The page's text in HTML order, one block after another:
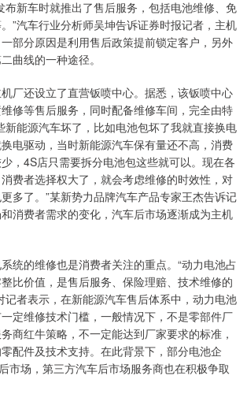
布新车时就推出了售后服务，包括电池维修、免
”汽车行业分析师吴坤告诉证券时报记者，主机
部分原因是利用售后政策提前锁定客户，另外
曲线的一种途径。
厂还设立了直营钣喷中心。据悉，该钣喷中心
修等售后服务，同时配备维修车间，完全由特
新能源汽车坏了，比如电池包坏了我就直接换电
电驱动，当时新能源汽车保有量还不高，消费
，4S店只需要拆分电池包这些就可以。现在各
费者选择权大了，就会考虑维修的时效性，对
多了。”某新势力品牌汽车产品专家王杰告诉记
消费者需求的变化，汽车后市场逐渐成为主机
统的维修也是消费者关注的重点。“动力电池占
比价值，是售后服务、保险理赔、技术维修的
记者表示，在新能源汽车售后体系中，动力电池
定维修技术门槛，一般情况下，不是零部件厂
商红牛策略，不一定能达到厂家要求的标准，
配件及技术支持。在此背景下，部分电池企
市场，第三方汽车后市场服务商也在积极争取